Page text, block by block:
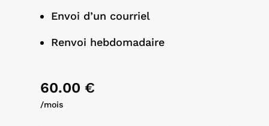
Envoi d’un courriel
Renvoi hebdomadaire
60.00 €
/mois